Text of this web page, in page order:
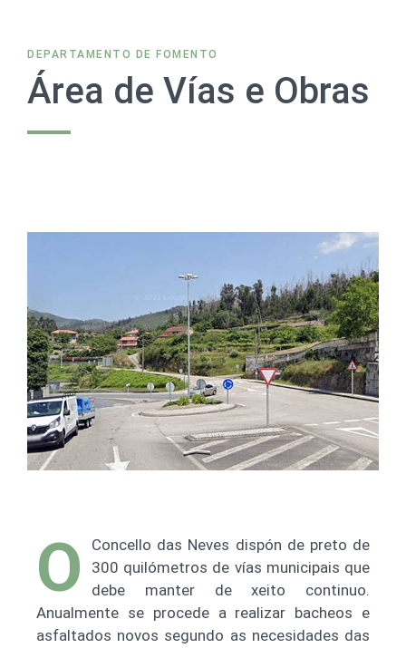
DEPARTAMENTO DE FOMENTO
Área de Vías e Obras
O
Concello das Neves dispón de preto de
300 quilómetros de vías municipais que
debe manter de xeito continuo.
Anualmente se procede a realizar bacheos e
asfaltados novos segundo as necesidades das